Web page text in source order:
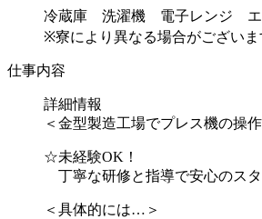
冷蔵庫 洗濯機 電子レンジ
※寮により異なる場合がございま
仕事内容
詳細情報
＜金型製造工場でプレス機の操
☆未経験OK！
丁寧な研修と指導で安心のス
＜具体的には…＞